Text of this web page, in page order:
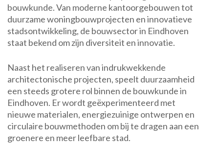
bouwkunde. Van moderne kantoorgebouwen tot
duurzame woningbouwprojecten en innovatieve
stadsontwikkeling, de bouwsector in Eindhoven
staat bekend om zijn diversiteit en innovatie.
Naast het realiseren van indrukwekkende
architectonische projecten, speelt duurzaamheid
een steeds grotere rol binnen de bouwkunde in
Eindhoven. Er wordt geëxperimenteerd met
nieuwe materialen, energiezuinige ontwerpen en
circulaire bouwmethoden om bij te dragen aan een
groenere en meer leefbare stad.